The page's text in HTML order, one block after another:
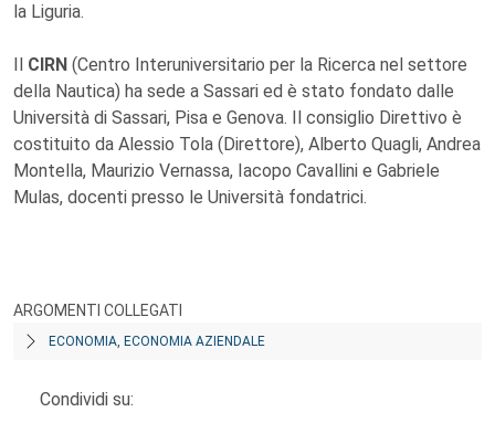
la Liguria.
Il CIRN (Centro Interuniversitario per la Ricerca nel settore
della Nautica) ha sede a Sassari ed è stato fondato dalle
Università di Sassari, Pisa e Genova. Il consiglio Direttivo è
costituito da Alessio Tola (Direttore), Alberto Quagli, Andrea
Montella, Maurizio Vernassa, Iacopo Cavallini e Gabriele
Mulas, docenti presso le Università fondatrici.
ARGOMENTI COLLEGATI
ECONOMIA, ECONOMIA AZIENDALE
Condividi su: